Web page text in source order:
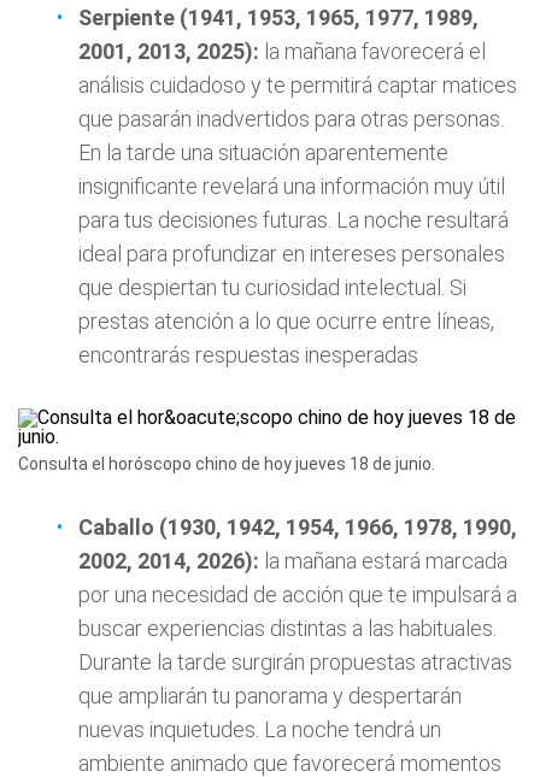
Serpiente (1941, 1953, 1965, 1977, 1989,
2001, 2013, 2025): la mañana favorecerá el
análisis cuidadoso y te permitirá captar matices
que pasarán inadvertidos para otras personas.
En la tarde una situación aparentemente
insignificante revelará una información muy útil
para tus decisiones futuras. La noche resultará
ideal para profundizar en intereses personales
que despiertan tu curiosidad intelectual. Si
prestas atención a lo que ocurre entre líneas,
encontrarás respuestas inesperadas
Consulta el horóscopo chino de hoy jueves 18 de junio.
Caballo (1930, 1942, 1954, 1966, 1978, 1990,
2002, 2014, 2026): la mañana estará marcada
por una necesidad de acción que te impulsará a
buscar experiencias distintas a las habituales.
Durante la tarde surgirán propuestas atractivas
que ampliarán tu panorama y despertarán
nuevas inquietudes. La noche tendrá un
ambiente animado que favorecerá momentos